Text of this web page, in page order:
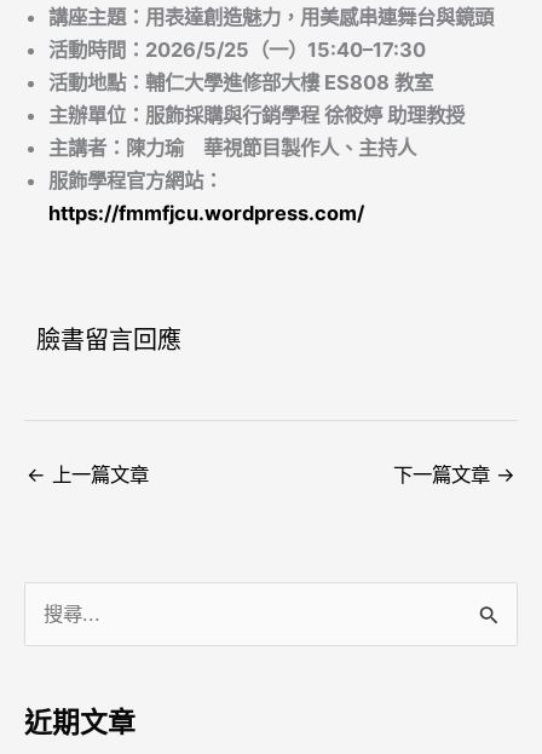
講座主題：用表達創造魅力，用美感串連舞台與鏡頭
活動時間：2026/5/25（一）15:40–17:30
活動地點：輔仁大學進修部大樓 ES808 教室
主辦單位：服飾採購與行銷學程 徐筱婷 助理教授
主講者：陳力瑜 華視節目製作人、主持人
服飾學程官方網站：
https://fmmfjcu.wordpress.com/
臉書留言回應
← 上一篇文章 下一篇文章 →
鍵
近期文章